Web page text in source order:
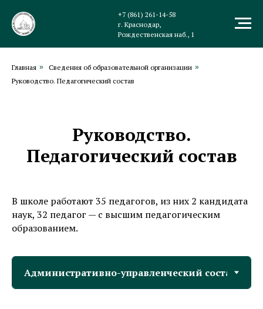
+7 (861) 261-14-58
г. Краснодар,
Рождественская наб., 1
Главная » Сведения об образовательной организации »
Руководство. Педагогический состав
Руководство.
Педагогический состав
В школе работают 35 педагогов, из них 2 кандидата
наук, 32 педагог — с высшим педагогическим
образованием.